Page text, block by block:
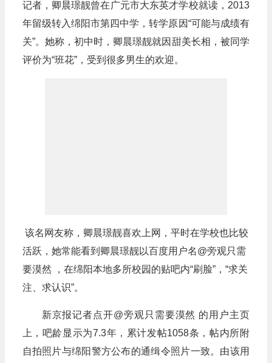
记者，卿晨璟靓曾在广元市大东英才学校就读，2013
年留级转入绵阳市第四中学，转学原因“可能与成绩有
关”。她称，初中时，卿晨璟靓就因甜美长相，被同学
评价为“班花”，受到很多男生的欢迎。
该名网友称，卿晨璟靓喜欢上网，平时在学校也比较
活跃，她常能看到卿晨璟靓以百度用户名@旁观只需
要漠然 ，在绵阳本地多所校园的贴吧内“刷脸”，“求关
注、求认识”。
新京报记者点开@旁观只需要漠然 的用户主页
上，吧龄显示为7.3年，累计发帖1058条，帖内所附
自拍照片与绵阳警方公布的通缉令照片一致。由该用